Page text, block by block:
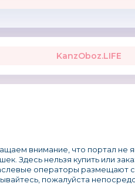
KanzOboz.LIFE
внимание, что портал не
Здесь нельзя купить или
операторы размещают
пожалуйста